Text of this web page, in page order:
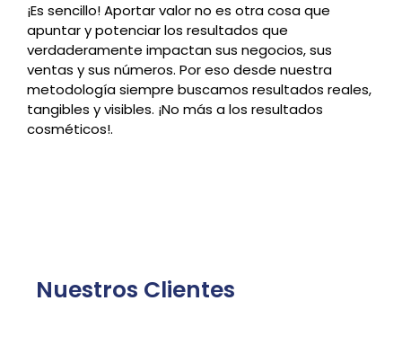
¡Es sencillo! Aportar valor no es otra cosa que
apuntar y potenciar los resultados que
verdaderamente impactan sus negocios, sus
ventas y sus números. Por eso desde nuestra
metodología siempre buscamos resultados reales,
tangibles y visibles. ¡No más a los resultados
cosméticos!.
Nuestros Clientes